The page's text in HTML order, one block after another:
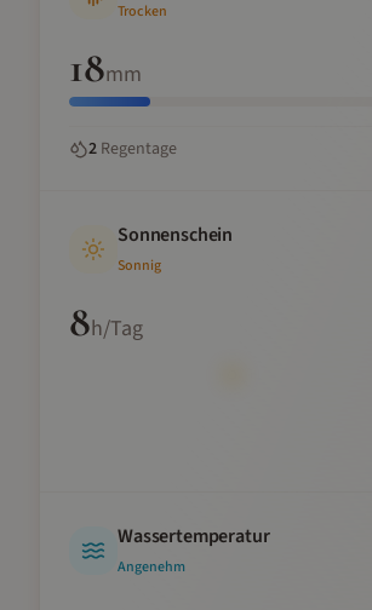
Trocken
18mm
2 Regentage
Sonnenschein
Sonnig
8h/Tag
Wassertemperatur
Angenehm